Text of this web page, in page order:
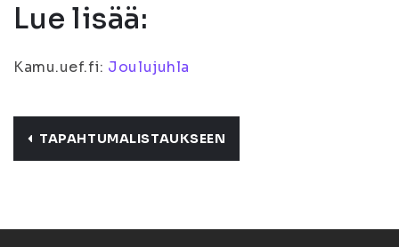
Lue lisää:
Kamu.uef.fi: Joulujuhla
TAPAHTUMALISTAUKSEEN